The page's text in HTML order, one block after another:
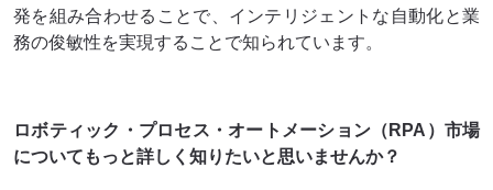
発を組み合わせることで、インテリジェントな自動化と業
務の俊敏性を実現することで知られています。
ロボティック・プロセス・オートメーション（RPA）市場
についてもっと詳しく知りたいと思いませんか？